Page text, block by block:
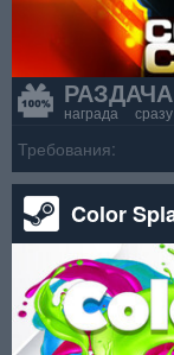
РАЗДАЧА
награда сразу
Требования:
Color